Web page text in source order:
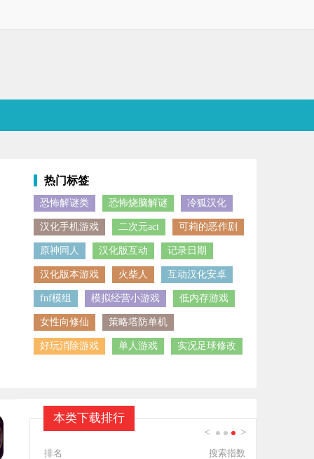
热门标签
恐怖解谜类 恐怖烧脑解谜 冷狐汉化
汉化手机游戏 二次元act 可莉的恶作剧
原神同人 汉化版互动 记录日期
汉化版本游戏 火柴人 互动汉化安卓
fnf模组 模拟经营小游戏 低内存游戏
女性向修仙 策略塔防单机
好玩消除游戏 单人游戏 实况足球修改
本类下载排行
< >
排名 搜索指数